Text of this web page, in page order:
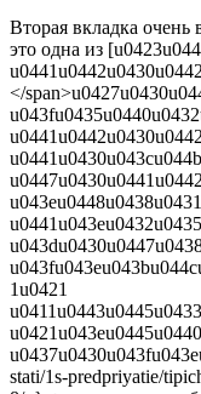
Вторая вкладка очень
это одна из
</
1u0421
stati/1s-predpriyatie/